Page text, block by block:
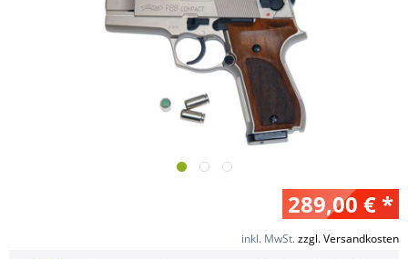
289,00 € *
inkl. MwSt.zzgl. Versandkosten